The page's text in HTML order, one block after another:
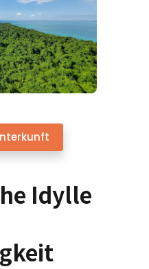
Idylle